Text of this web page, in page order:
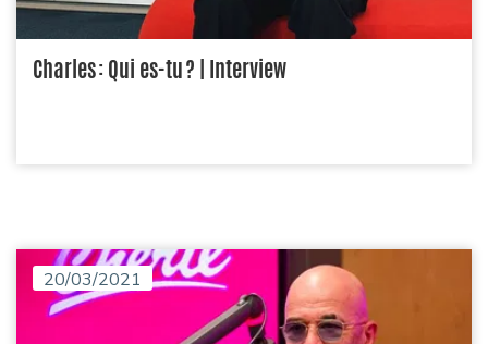
Charles : Qui es-tu ? | Interview
20/03/2021